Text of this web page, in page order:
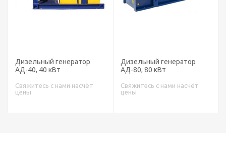
Дизельный генератор
АД-40, 40 кВт
Свяжитесь с нами насчёт
цены
Дизельный генератор
АД-80, 80 кВт
Свяжитесь с нами насчёт
цены